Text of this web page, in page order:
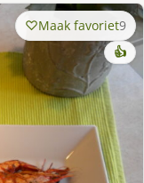
Maak favoriet9
👍